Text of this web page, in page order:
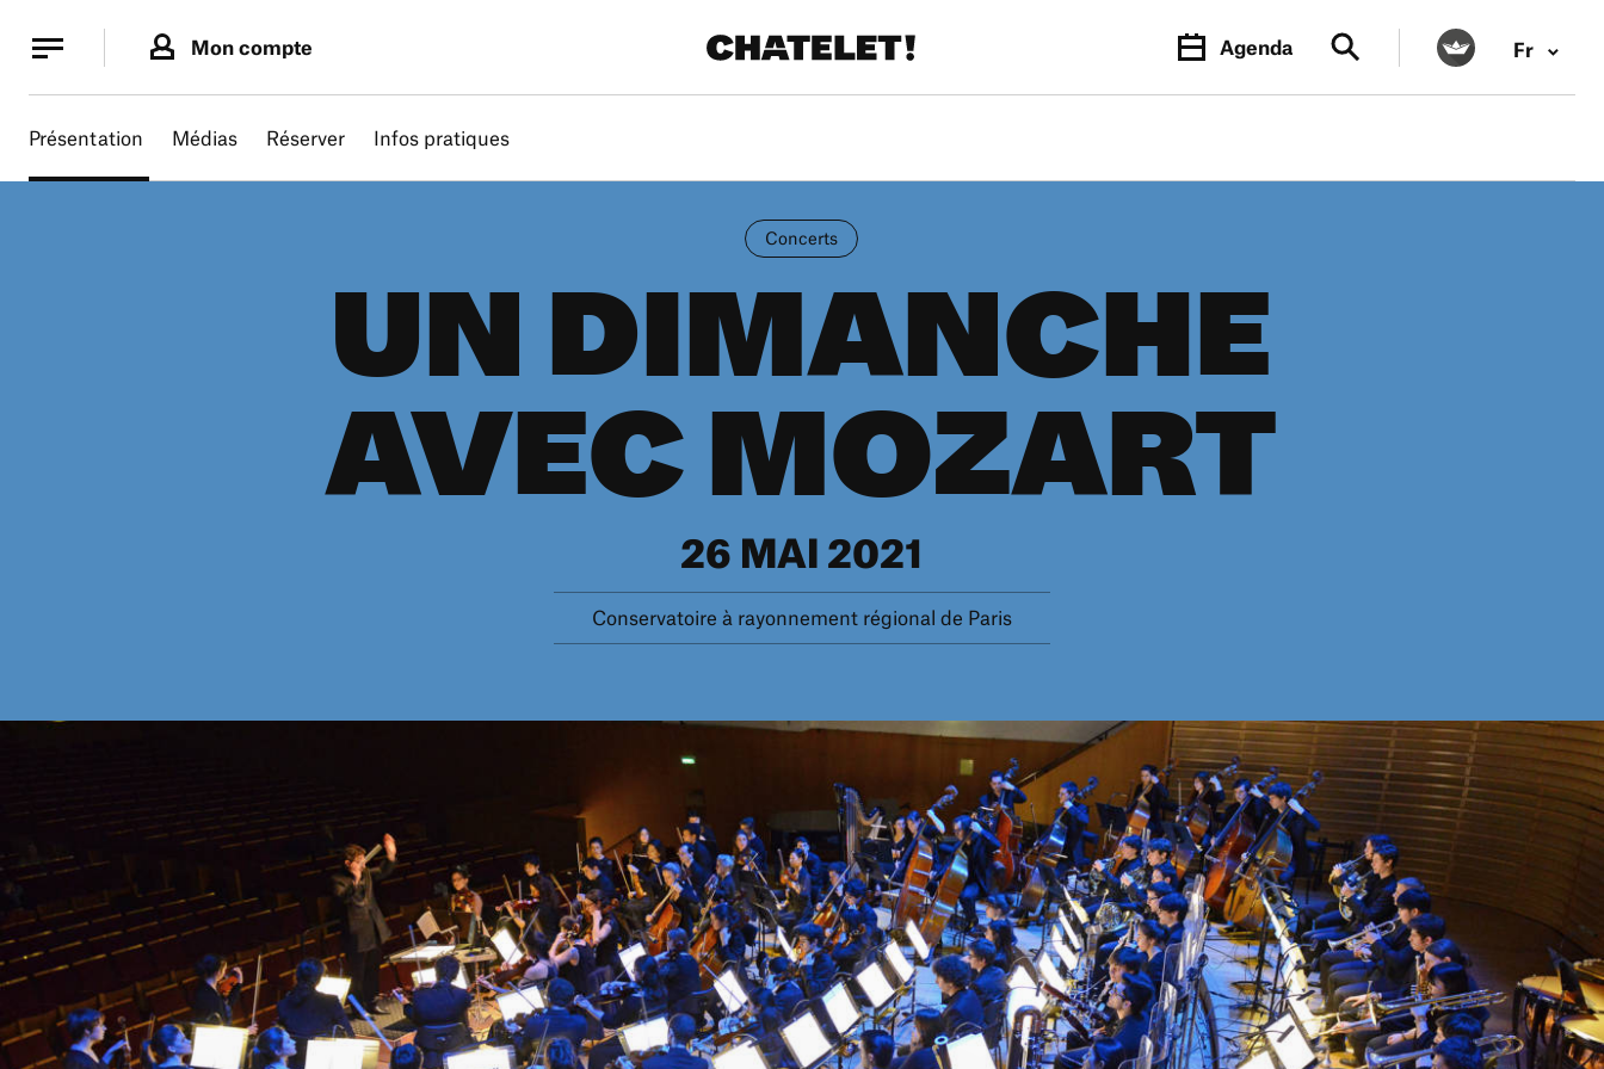
Mon compte Agenda Fr
Présentation Médias Réserver Infos pratiques
Concerts
UN DIMANCHE
AVEC MOZART
26 MAI 2021
Conservatoire à rayonnement régional de Paris